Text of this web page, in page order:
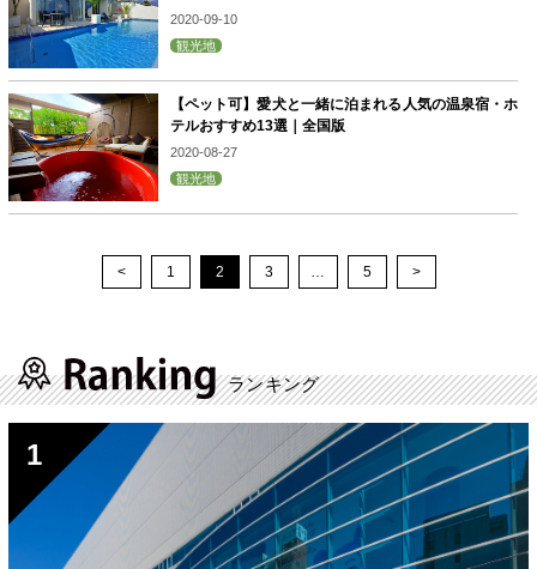
2020-09-10
観光地
【ペット可】愛犬と一緒に泊まれる人気の温泉宿・ホ
テルおすすめ13選｜全国版
2020-08-27
観光地
< 1 2 3 … 5 >
ランキング